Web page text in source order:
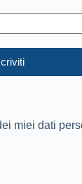
miei dati